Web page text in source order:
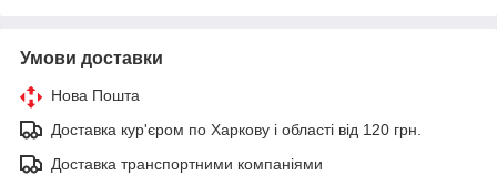
Умови доставки
Нова Пошта
Доставка кур'єром по Харкову і області від 120 грн.
Доставка транспортними компаніями